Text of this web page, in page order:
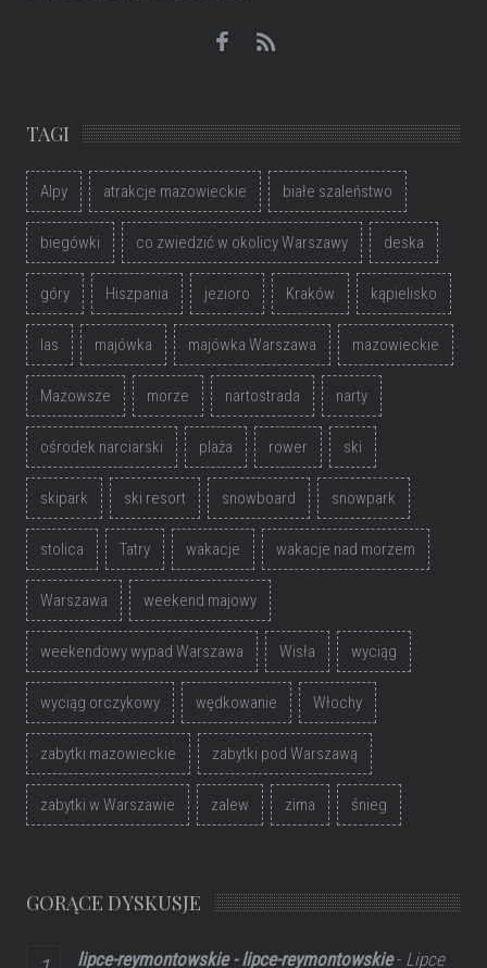
TAGI
Alpy atrakcje mazowieckie białe szaleństwo
biegówki co zwiedzić w okolicy Warszawy deska
góry Hiszpania jezioro Kraków kąpielisko
las majówka majówka Warszawa mazowieckie
Mazowsze morze nartostrada narty
ośrodek narciarski plaża rower ski
skipark ski resort snowboard snowpark
stolica Tatry wakacje wakacje nad morzem
Warszawa weekend majowy
weekendowy wypad Warszawa Wisła wyciąg
wyciąg orczykowy wędkowanie Włochy
zabytki mazowieckie zabytki pod Warszawą
zabytki w Warszawie zalew zima śnieg
GORĄCE DYSKUSJE
lipce-reymontowskie - lipce-reymontowskie- Lipce